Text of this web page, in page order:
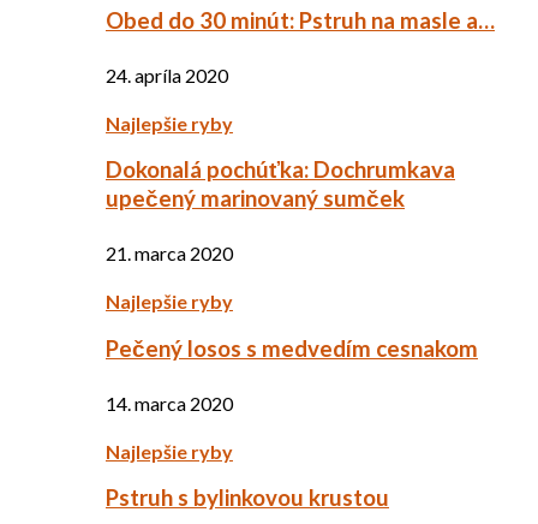
Obed do 30 minút: Pstruh na masle a…
24. apríla 2020
Najlepšie ryby
Dokonalá pochúťka: Dochrumkava
upečený marinovaný sumček
21. marca 2020
Najlepšie ryby
Pečený losos s medvedím cesnakom
14. marca 2020
Najlepšie ryby
Pstruh s bylinkovou krustou